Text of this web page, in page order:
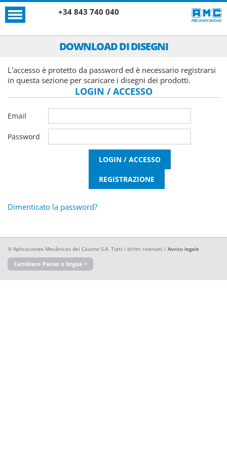
+34 843 740 040
DOWNLOAD DI DISEGNI
L'accesso è protetto da password ed è necessario registrarsi
in questa sezione per scaricare i disegni dei prodotti.
LOGIN / ACCESSO
Email
Password
Dimenticato la password?
© Aplicaciones Mecánicas del Caucho S.A. Tutti i diritti riservati / Avviso legale
Cambiare Paese o lingua >